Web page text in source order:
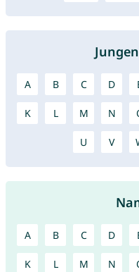
A B C D
K L M N
U V
A B C D
K L M N